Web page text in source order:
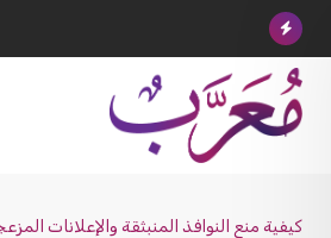
Skip
content
كيفية منع النوافذ المنبثقة والإعلانات